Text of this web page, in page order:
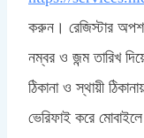
করুন। রেজিস্টার
নম্বর ও জন্ম তারিখ
ঠিকানা ও স্থায়ী
ভেরিফাই করে